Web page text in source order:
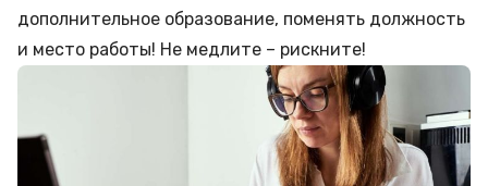
дополнительное образование, поменять должность
и место работы! Не медлите – рискните!